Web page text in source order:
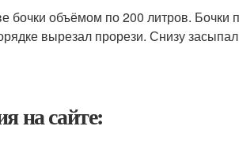
бочки объёмом по 200 литров. Бочки
вырезал прорези. Снизу
на сайте: